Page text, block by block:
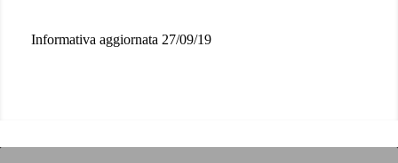
Informativa aggiornata 27/09/19